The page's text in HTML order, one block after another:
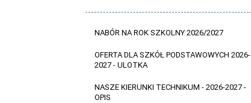
NABÓR NA ROK SZKOLNY 2026/2027
OFERTA DLA SZKÓŁ PODSTAWOWYCH 2026-
2027 - ULOTKA
NASZE KIERUNKI TECHNIKUM - 2026-2027 -
OPIS